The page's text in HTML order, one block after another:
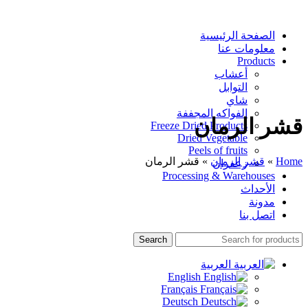
الصفحة الرئيسية
معلومات عنا
Products
أعشاب
التوابل
شاي
الفواكه المجففة
Freeze Dried Products
Dried Vegetable
Peels of fruits
زعفران
Processing & Warehouses
الأحداث
مدونة
اتصل بنا
Search
العربية
English
Français
Deutsch
قشر الرمان
Home
» قشر الرمان » قشر الرمان